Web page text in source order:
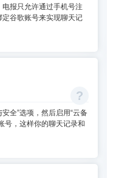
报只允许通过手机号注
谷歌账号来实现聊天记
全”选项，然后启用“云备
号，这样你的聊天记录和